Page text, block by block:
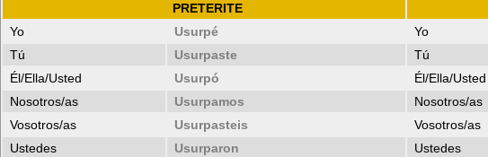
PRETERITE
Yo
Usurpé Yo
Tú
Usurpaste Tú
Él/Ella/Usted
Usurpó Él/Ella/Usted
Nosotros/as
Usurpamos Nosotros/as
Vosotros/as
Usurpasteis Vosotros/as
Ustedes
Usurparon Ustedes